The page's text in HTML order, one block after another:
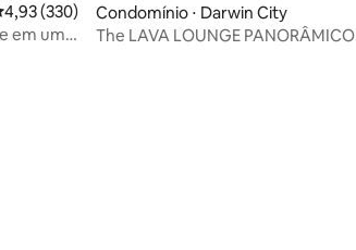
de uma avaliação média de 5, 330 avaliações
4,93 (330)
em um
Condomínio ⋅ Darwin City
The LAVA LOUNGE PANORÂMICO